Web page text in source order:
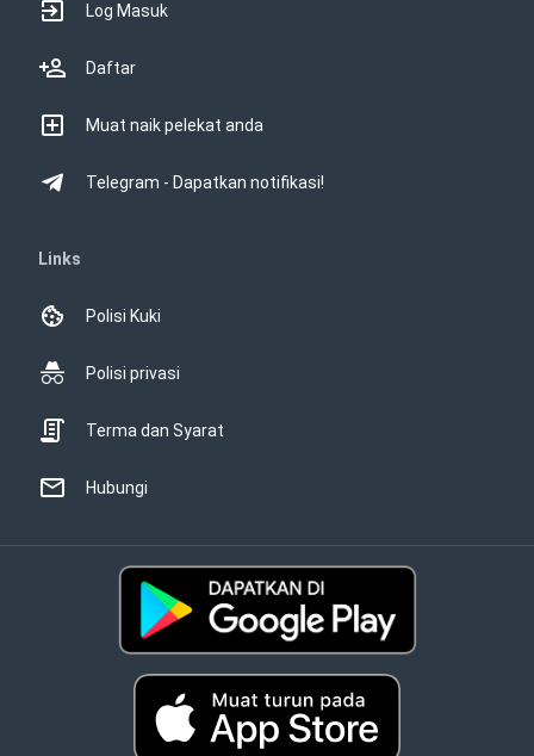
Log Masuk
Daftar
Muat naik pelekat anda
Telegram - Dapatkan notifikasi!
Links
Polisi Kuki
Polisi privasi
Terma dan Syarat
Hubungi